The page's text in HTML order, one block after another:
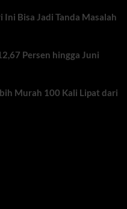
Ini Bisa Jadi Tanda Masalah
Persen hingga Juni
Murah 100 Kali Lipat dari